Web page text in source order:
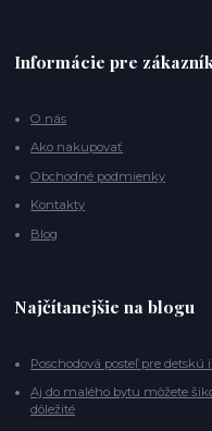
Informácie pre
O nás
Ako nakupovať
Obchodné podmienky
Kontakty
Blog
Najčítanejšie na blogu
Poschodová posteľ pre
Aj do malého bytu môžete
dôležité